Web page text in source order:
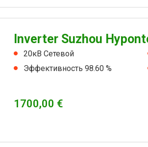
Inverter Suzhou
20кВ Сетевой
Эффективность 98.60 %
1700,00 €